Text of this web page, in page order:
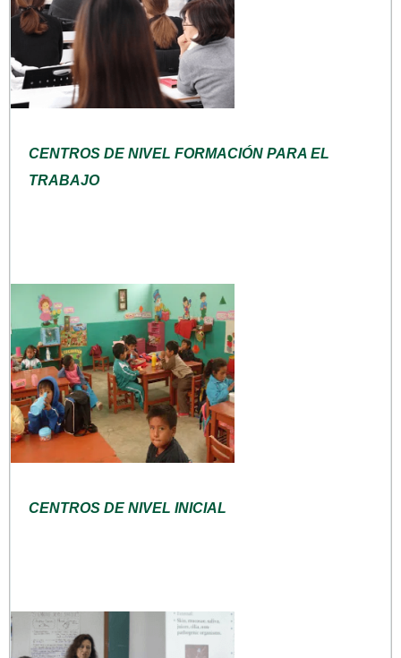
CENTROS DE NIVEL FORMACIÓN PARA EL
TRABAJO
CENTROS DE NIVEL INICIAL